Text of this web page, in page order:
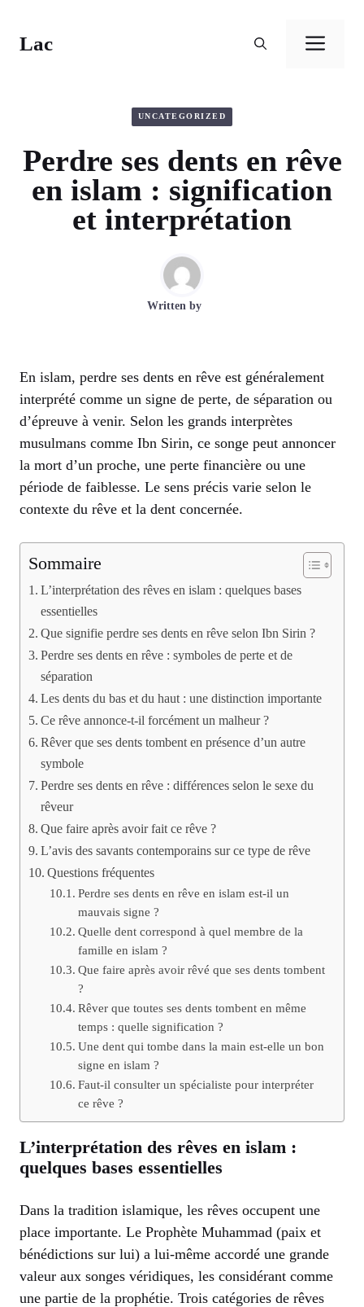
contenu
Lac
UNCATEGORIZED
Perdre ses dents en rêve
en islam : signification
et interprétation
Written by
En islam, perdre ses dents en rêve est généralement
interprété comme un signe de perte, de séparation ou
d’épreuve à venir. Selon les grands interprètes
musulmans comme Ibn Sirin, ce songe peut annoncer
la mort d’un proche, une perte financière ou une
période de faiblesse. Le sens précis varie selon le
contexte du rêve et la dent concernée.
Sommaire
L’interprétation des rêves en islam : quelques bases
essentielles
Que signifie perdre ses dents en rêve selon Ibn Sirin ?
Perdre ses dents en rêve : symboles de perte et de
séparation
Les dents du bas et du haut : une distinction importante
Ce rêve annonce-t-il forcément un malheur ?
Rêver que ses dents tombent en présence d’un autre
symbole
Perdre ses dents en rêve : différences selon le sexe du
rêveur
Que faire après avoir fait ce rêve ?
L’avis des savants contemporains sur ce type de rêve
Questions fréquentes
Perdre ses dents en rêve en islam est-il un
mauvais signe ?
Quelle dent correspond à quel membre de la
famille en islam ?
Que faire après avoir rêvé que ses dents tombent
?
Rêver que toutes ses dents tombent en même
temps : quelle signification ?
Une dent qui tombe dans la main est-elle un bon
signe en islam ?
Faut-il consulter un spécialiste pour interpréter
ce rêve ?
L’interprétation des rêves en islam :
quelques bases essentielles
Dans la tradition islamique, les rêves occupent une
place importante. Le Prophète Muhammad (paix et
bénédictions sur lui) a lui-même accordé une grande
valeur aux songes véridiques, les considérant comme
une partie de la prophétie. Trois catégories de rêves